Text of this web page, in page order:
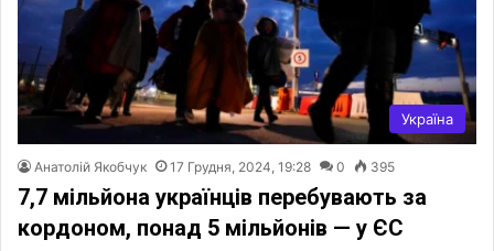
Україна
Анатолій Якобчук 17 Грудня, 2024, 19:28 0 395
7,7 мільйона українців перебувають за
кордоном, понад 5 мільйонів — у ЄС